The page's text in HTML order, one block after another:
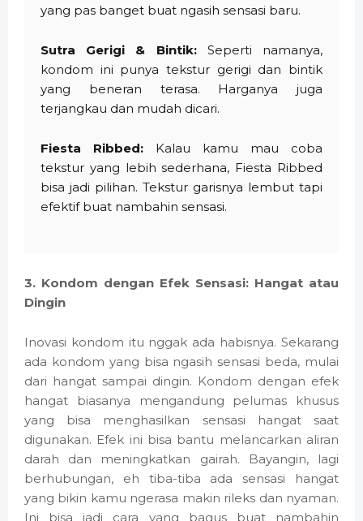
yang pas banget buat ngasih sensasi baru.
Sutra Gerigi & Bintik:Seperti namanya,
kondom ini punya tekstur gerigi dan bintik
yang beneran terasa. Harganya juga
terjangkau dan mudah dicari.
Fiesta Ribbed: Kalau kamu mau coba
tekstur yang lebih sederhana, Fiesta Ribbed
bisa jadi pilihan. Tekstur garisnya lembut tapi
efektif buat nambahin sensasi.
3. Kondom dengan Efek Sensasi: Hangat atau
Dingin
Inovasi kondom itu nggak ada habisnya. Sekarang
ada kondom yang bisa ngasih sensasi beda, mulai
dari hangat sampai dingin. Kondom dengan efek
hangat biasanya mengandung pelumas khusus
yang bisa menghasilkan sensasi hangat saat
digunakan. Efek ini bisa bantu melancarkan aliran
darah dan meningkatkan gairah. Bayangin, lagi
berhubungan, eh tiba-tiba ada sensasi hangat
yang bikin kamu ngerasa makin rileks dan nyaman.
Ini bisa jadi cara yang bagus buat nambahin